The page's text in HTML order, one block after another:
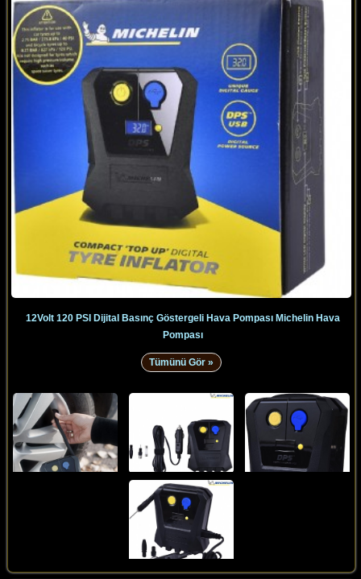
12Volt 120 PSI Dijital Basınç Göstergeli Hava Pompası Michelin Hava
Pompası
Tümünü Gör »